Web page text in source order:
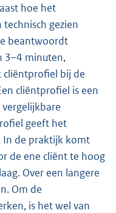
hoe het
gezien
beantwoordt
3–4 minuten,
bij de
cliëntprofiel is een
geeft het
In de praktijk komt
de ene cliënt te hoog
Over een langere
Om de
is het wel van